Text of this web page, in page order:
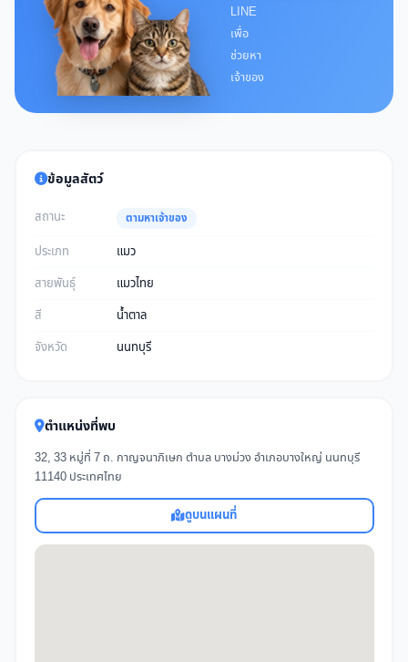
LINE
เพื่อ
ช่วยหา
เจ้าของ
ข้อมูลสัตว์
สถานะ ตามหาเจ้าของ
ประเภท
แมว
สายพันธุ์
แมวไทย
สี
น้ำตาล
จังหวัด
นนทบุรี
ตำแหน่งที่พบ
32, 33 หมู่ที่ 7 ถ. กาญจนาภิเษก ตำบล บางม่วง อำเภอบางใหญ่ นนทบุรี
11140 ประเทศไทย
ดูบนแผนที่